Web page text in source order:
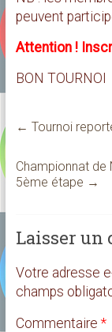
peuvent
Attention !
BON TOURNOI
← Tournoi
Championnat de
5ème étape →
Laisser un
Votre adresse
champs
Commentaire *